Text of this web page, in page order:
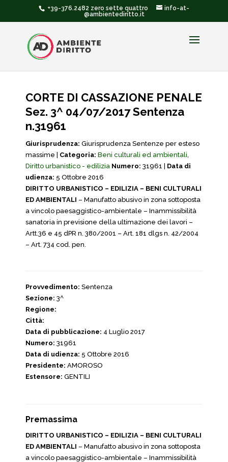
+39-376.2482 zero sette quattro
info-at-
@ambientediritto.it
CORTE DI CASSAZIONE PENALE
Sez. 3^ 04/07/2017 Sentenza
n.31961
Giurisprudenza: Giurisprudenza Sentenze per esteso
massime | Categoria: Beni culturali ed ambientali,
Diritto urbanistico - edilizia Numero: 31961 | Data di
udienza: 5 Ottobre 2016
DIRITTO URBANISTICO – EDILIZIA – BENI CULTURALI
ED AMBIENTALI – Manufatto abusivo in zona sottoposta
a vincolo paesaggistico-ambientale – Inammissibilità
sanatoria in previsione della ultimazione dei lavori –
Artt.36 e 45 dPR n. 380/2001 – Art. 181 dlgs n. 42/2004
– Art. 734 cod. pen.
Provvedimento: Sentenza
Sezione: 3^
Regione:
Città:
Data di pubblicazione: 4 Luglio 2017
Numero: 31961
Data di udienza: 5 Ottobre 2016
Presidente: AMOROSO
Estensore: GENTILI
Premassima
DIRITTO URBANISTICO – EDILIZIA – BENI CULTURALI
ED AMBIENTALI – Manufatto abusivo in zona sottoposta
a vincolo paesaggistico-ambientale – Inammissibilità